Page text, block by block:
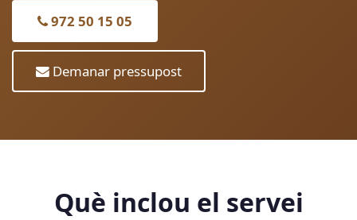
972 50 15 05
Demanar pressupost
Què inclou el servei